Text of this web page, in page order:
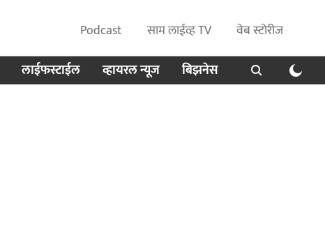
Podcast साम लाईव्ह TV
वेब स्टोरीज
लाईफस्टाईल व्हायरल न्यूज बिझनेस